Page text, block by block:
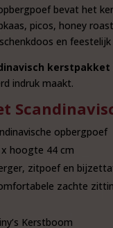
bevat het
picos, honey
en
kerstpakket
indruk maakt.
opbergpoef
hoogte 44 cm
zitpoef en
zachte
Kerstboom